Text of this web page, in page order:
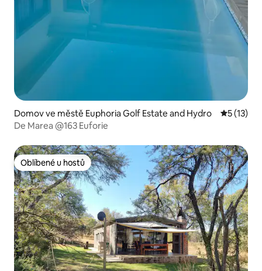
Domov ve městě Euphoria Golf Estate and Hydro
5 (13)
De Marea @163 Euforie
Oblíbené u hostů
Oblíbené u hostů